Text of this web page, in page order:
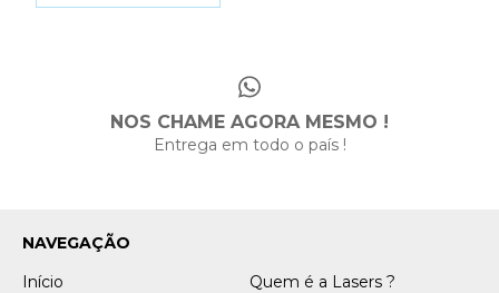
NOS CHAME AGORA MESMO !
Entrega em todo o país !
NAVEGAÇÃO
Início
Quem é a Lasers ?